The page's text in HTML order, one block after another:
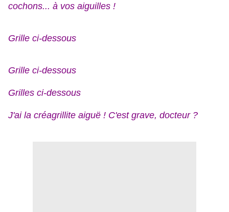
cochons... à vos aiguilles !
Grille ci-dessous
Grille ci-dessous
Grilles ci-dessous
J'ai la créagrillite aiguë ! C'est grave, docteur ?